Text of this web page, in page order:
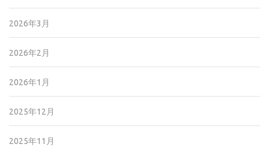
2026年3月
2026年2月
2026年1月
2025年12月
2025年11月